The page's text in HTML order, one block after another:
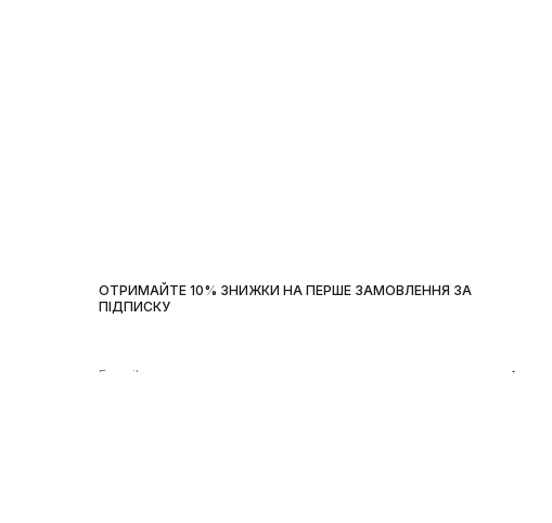
ОТРИМАЙТЕ 10% ЗНИЖКИ НА ПЕРШЕ ЗАМОВЛЕННЯ ЗА
ПІДПИСКУ